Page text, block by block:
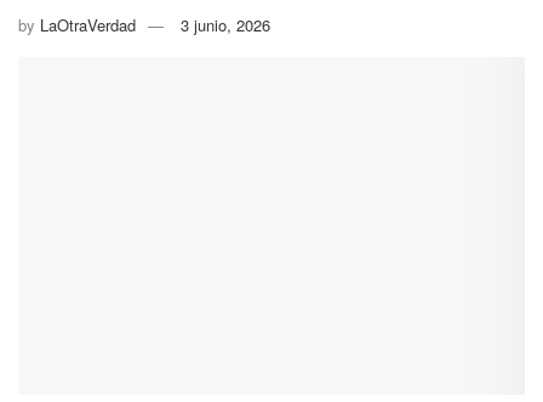
by LaOtraVerdad 3 junio, 2026